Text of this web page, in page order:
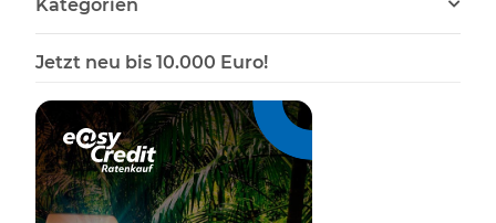
Kategorien
Jetzt neu bis 10.000 Euro!